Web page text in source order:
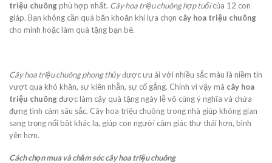
triệu chuông phù hợp nhất. Cây hoa triệu chuông hợp tuổicủa 12 con
giáp. Bạn không cần quá băn khoăn khi lựa chọn cây hoa triệu chuông
cho mình hoặc làm quà tặng bạn bè.
Cây hoa triệu chuông phong thủyđược ưu ái với nhiều sắc màu là niềm tin
vượt qua khó khăn, sự kiên nhẫn, sự cố gắng. Chính vì vậy mà cây hoa
triệu chuông được làm cây quà tặng ngày lễ vô cùng ý nghĩa và chứa
đựng tình cảm sâu sắc. Cây hoa triệu chuông trong nhà giúp không gian
sang trọng nổi bật khác lạ, giúp con người cảm giác thư thái hơn, bình
yên hơn.
Cách chọn mua và chăm sóc cây hoa triệu chuông